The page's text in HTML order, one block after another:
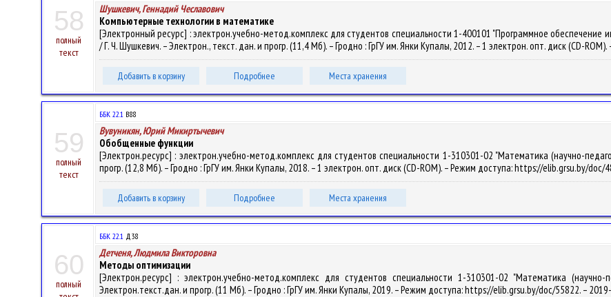
58
полный
текст
Шушкевич, Геннадий Чеславович
Компьютерные технологии в математике
[Электронный ресурс] : электрон.учебно-метод.комплекс для студентов специальности 1-400101 "Программное обеспечение
/ Г. Ч. Шушкевич. – Электрон., текст. дан. и прогр. (11,4 Мб). – Гродно : ГрГУ им. Янки Купалы, 2012. – 1 электрон. опт. диск (CD-
Добавить в корзину Подробнее Места хранения
59
полный
текст
ББК 22.1 В88
Вувуникян, Юрий Микиртычевич
Обобщенные функции
[Электрон.ресурс] : электрон.учебно-метод.комплекс для студентов специальности 1-310301-02 "Математика (научно-
прогр. (12,8 Мб). – Гродно : ГрГУ им. Янки Купалы, 2018. – 1 электрон. опт. диск (CD-ROM). – Режим доступа: https://elib.grsu.by/doc/
Добавить в корзину Подробнее Места хранения
60
полный
ББК 22.1 Д38
Детченя, Людмила Викторовна
Методы оптимизации
[Электрон.ресурс] : электрон.учебно-метод.комплекс для студентов специальности 1-310301-02 "Математика
Электрон.текст.дан. и прогр. (11 Мб). – Гродно : ГрГУ им. Янки Купалы, 2019. – Режим доступа: https://elib.grsu.by/doc/55822. –